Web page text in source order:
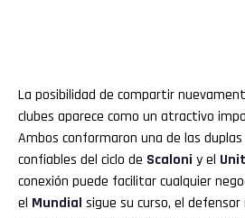
La posibilidad de compartir
clubes aparece como un atractivo
Ambos conformaron una de las
confiables del ciclo de Scaloni y el
conexión puede facilitar cualquier
el Mundial sigue su curso, el